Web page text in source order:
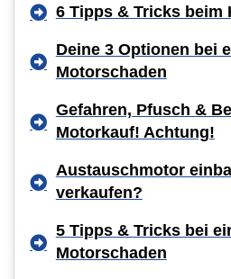
6 Tipps & Tricks beim
Deine 3 Optionen bei
Motorschaden
Gefahren, Pfusch &
Motorkauf! Achtung!
Austauschmotor
verkaufen?
5 Tipps & Tricks bei
Motorschaden